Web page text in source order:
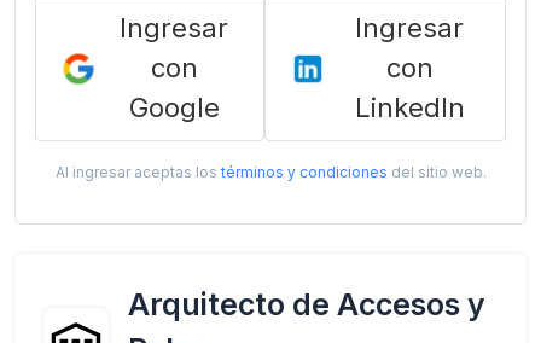
Ingresar
con
Google
Ingresar
con
LinkedIn
Al ingresar aceptas los términos y condiciones del sitio web.
Arquitecto de Accesos y